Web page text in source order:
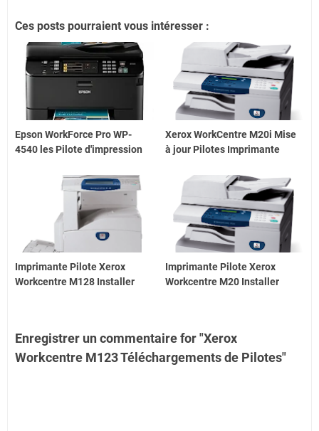
Ces posts pourraient vous intéresser :
Epson WorkForce Pro WP-
4540 les Pilote d'impression
Xerox WorkCentre M20i Mise
à jour Pilotes Imprimante
Imprimante Pilote Xerox
Workcentre M128 Installer
Imprimante Pilote Xerox
Workcentre M20 Installer
Enregistrer un commentaire for "Xerox
Workcentre M123 Téléchargements de Pilotes"